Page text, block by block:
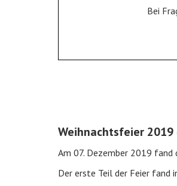
Bei
Weihnachtsfeier
Am 07. Dezember 2019
Der erste Teil der Feier fand